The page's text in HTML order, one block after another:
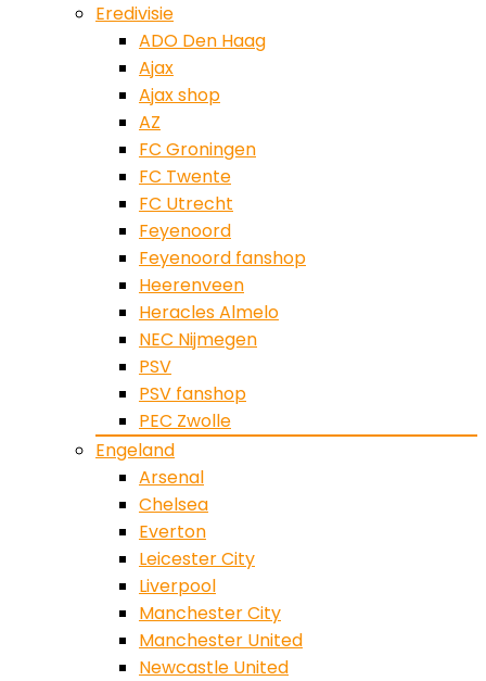
Eredivisie
ADO Den Haag
Ajax
Ajax shop
AZ
FC Groningen
FC Twente
FC Utrecht
Feyenoord
Feyenoord fanshop
Heerenveen
Heracles Almelo
NEC Nijmegen
PSV
PSV fanshop
PEC Zwolle
Engeland
Arsenal
Chelsea
Everton
Leicester City
Liverpool
Manchester City
Manchester United
Newcastle United